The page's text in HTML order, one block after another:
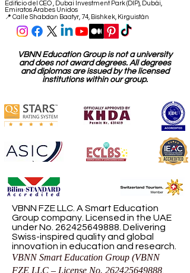
Otras oficinas:
Edificio del CEO
Dubai Investment Park (DIP), Dubái,
Emiratos Árabes Unidos
📍 Calle Shabdan Baatyr, 74, Bishkek, Kirguistán
VBNN Education Group is not a university
and does not award degrees. All degrees
VBNN FZE LLC. A Smart Education
Group company. Licensed in the UAE
under No.262425649888. Delivering
Swiss-inspired quality and global
innovation in education and research.